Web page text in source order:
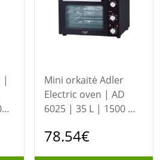
Mini orkaitė Adler
Electric oven | AD
6025 | 35 L | 1500 W
78.54€